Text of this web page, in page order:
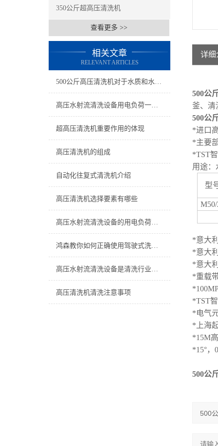
350公斤超高压清洗机
查看更多 >>
相关文章
RELEVANT ARTICLES
500公斤高压清洗机对于水质和水源有要求么?
高压水射流清洗设备用电负荷一般多少
超高压清洗机重要作用的体现
高压清洗机的组成
自动化往复式清洗机介绍
高压清洗机选择要素有哪些
高压水射流清洗设备的用电负荷的一些介绍
鸿森教你如何正确使用驾驶式洗地机
高压水射流清洗设备是清洗行业疏通管道的重要设备
高压清洗机清洗注意事项
详细
500公
釜、清
500公
*进口
*主要
*TST
用途：
型
M50/
*意大
*意大
*意大
*重载
*TST
*电气
* 上海
*15M
*15°， 0
500公